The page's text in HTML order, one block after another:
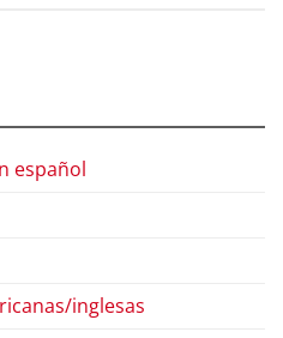
español
inglesas